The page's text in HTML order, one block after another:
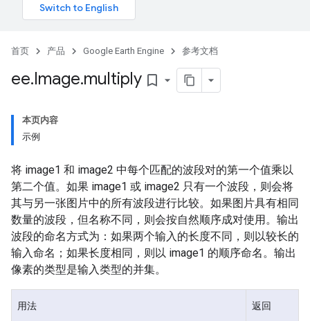
首页 产品 Google Earth Engine 参考文档
ee.Image.multiply bookmark_border
本页内容
示例
将 image1 和 image2 中每个匹配的波段对的第一个值乘以
第二个值。如果 image1 或 image2 只有一个波段，则会将
其与另一张图片中的所有波段进行比较。如果图片具有相同
数量的波段，但名称不同，则会按自然顺序成对使用。输出
波段的命名方式为：如果两个输入的长度不同，则以较长的
输入命名；如果长度相同，则以 image1 的顺序命名。输出
像素的类型是输入类型的并集。
用法 返回